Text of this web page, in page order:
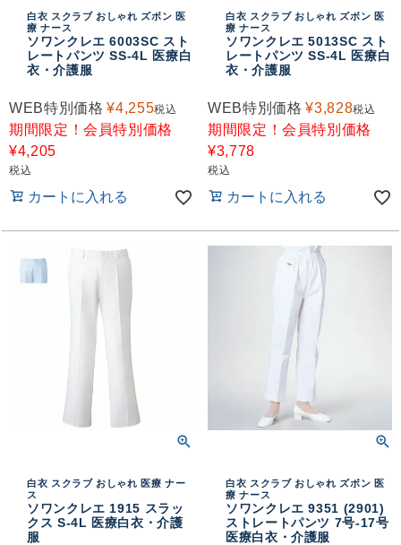
白衣 スクラブ おしゃれ ズボン 医
療 ナース
ソワンクレエ 6003SC スト
レートパンツ SS-4L 医療白
衣・介護服
WEB特別価格 ¥4,255税込
期間限定！会員特別価格
¥4,205
税込
カートに入れる
白衣 スクラブ おしゃれ ズボン 医
療 ナース
ソワンクレエ 5013SC スト
レートパンツ SS-4L 医療白
衣・介護服
WEB特別価格 ¥3,828税込
期間限定！会員特別価格
¥3,778
税込
カートに入れる
白衣 スクラブ おしゃれ 医療 ナー
ス
ソワンクレエ 1915 スラッ
クス S-4L 医療白衣・介護
服
白衣 スクラブ おしゃれ ズボン 医
療 ナース
ソワンクレエ 9351 (2901)
ストレートパンツ 7号-17号
医療白衣・介護服